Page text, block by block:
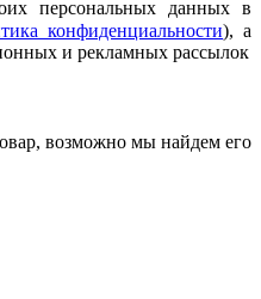
персональных данных в
конфиденциальности), а
и рекламных рассылок
возможно мы найдем его